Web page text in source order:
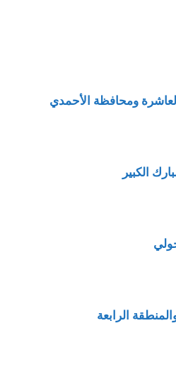
ومحافظة الأحمدي
الكبير
الرابعة